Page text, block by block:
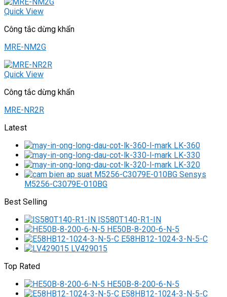
Quick View
Công tắc dừng khẩn
MRE-NM2G
Quick View
Công tắc dừng khẩn
MRE-NR2R
Latest
LK-360
LK-330
LK-320
M5256-C3079E-010BG
Best Selling
IS580T140-R1-IN
HE50B-8-200-6-N-5
E58HB12-1024-3-N-5-C
LV429015
Top Rated
HE50B-8-200-6-N-5
E58HB12-1024-3-N-5-C